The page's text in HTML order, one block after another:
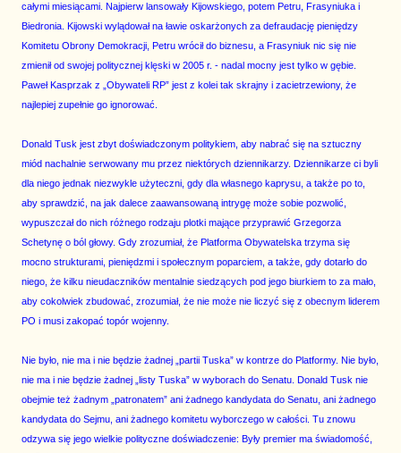
całymi miesiącami. Najpierw lansowały Kijowskiego, potem Petru, Frasyniuka i
Biedronia. Kijowski wylądował na ławie oskarżonych za defraudację pieniędzy
Komitetu Obrony Demokracji, Petru wrócił do biznesu, a Frasyniuk nic się nie
zmienił od swojej politycznej klęski w 2005 r. - nadal mocny jest tylko w gębie.
Paweł Kasprzak z „Obywateli RP” jest z kolei tak skrajny i zacietrzewiony, że
najlepiej zupełnie go ignorować.
Donald Tusk jest zbyt doświadczonym politykiem, aby nabrać się na sztuczny
miód nachalnie serwowany mu przez niektórych dziennikarzy. Dziennikarze ci byli
dla niego jednak niezwykle użyteczni, gdy dla własnego kaprysu, a także po to,
aby sprawdzić, na jak dalece zaawansowaną intrygę może sobie pozwolić,
wypuszczał do nich różnego rodzaju plotki mające przyprawić Grzegorza
Schetynę o ból głowy. Gdy zrozumiał, że Platforma Obywatelska trzyma się
mocno strukturami, pieniędzmi i społecznym poparciem, a także, gdy dotarło do
niego, że kilku nieudaczników mentalnie siedzących pod jego biurkiem to za mało,
aby cokolwiek zbudować, zrozumiał, że nie może nie liczyć się z obecnym liderem
PO i musi zakopać topór wojenny.
Nie było, nie ma i nie będzie żadnej „partii Tuska” w kontrze do Platformy. Nie było,
nie ma i nie będzie żadnej „listy Tuska” w wyborach do Senatu. Donald Tusk nie
obejmie też żadnym „patronatem” ani żadnego kandydata do Senatu, ani żadnego
kandydata do Sejmu, ani żadnego komitetu wyborczego w całości. Tu znowu
odzywa się jego wielkie polityczne doświadczenie: Były premier ma świadomość,